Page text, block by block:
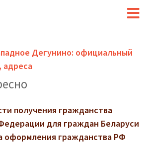
Дегунино: официальный
адреса
получения гражданства
для граждан Беларуси
оформления гражданства РФ